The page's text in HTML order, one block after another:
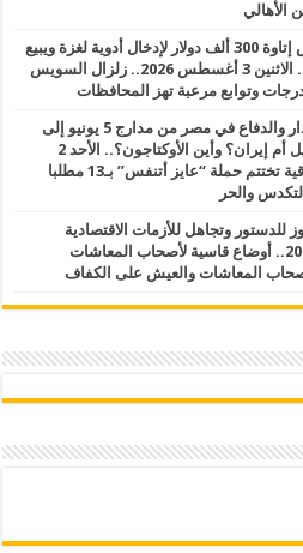
الأهالي
“تجارة بالدم والألم”العرجاني يفرض إتاوة 300 ألف دولار لإدخال أدوية لغزة ويبيع
الوقود بأضعاف سعره في إسرائيل.. الاثنين 3 أغسطس 2026.. زلزال السويس
المسيّرة تعيد فتح ملف الرصد والإنذار والدفاع في مصر من مدارج 5 يونيو إلى
ميناء دمياط ومن المستفيد؟ إسرائيل أم إيران؟ وأين الأوكتاجون؟.. الأحد 2
أغسطس 2026م.. 8 منظمات حقوقية تختتم حملة “عايز أتنفس” بـ13 مطلبا
والحر
للدستور وتجاهل للأزمات الاقتصادية
والمعيشية.. السبت 1 أغسطس 2026.. أوضاع قاسية لأصحاب المعاشات